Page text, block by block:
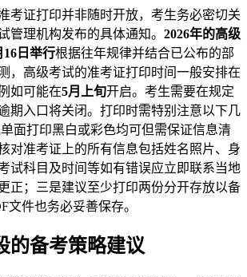
考证打印并非随时开放，考生务必密切关
管理机构发布的具体通知。 2026年的高级
16日举行根据往年规律并结合已公布的部
，高级考试的准考证打印时间一般安排在
如可能在5月上旬开启。考生需要在规定
期入口将关闭。打印时需特别注意以下几
面打印黑白或彩色均可但需保证信息清
对准考证上的所有信息包括姓名照片、身
试科目及时间等如有错误应立即联系当地
正；三是建议至少打印两份分开存放以备
文件也务必妥善保存。
的备考策略建议